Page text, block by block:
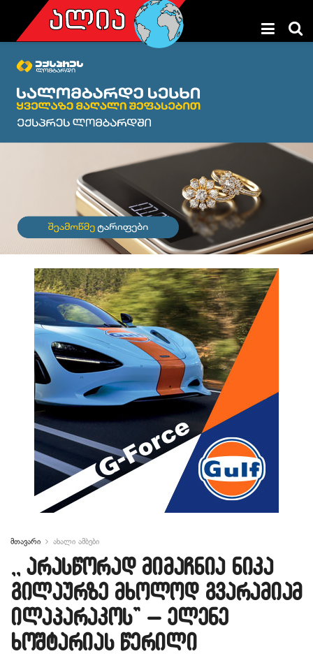
მთავარი ახალი ამბები
,, არასწორად მიმაჩნია ნიკა
გილაურზე მხოლოდ გვარამიამ
ილაპარაკოს” – ელენე
ხოშტარიას წერილი